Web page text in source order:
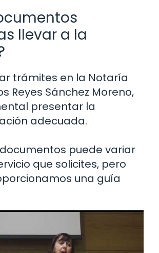
llevar a la
trámites en la Notaría
Reyes Sánchez Moreno,
presentar la
adecuada.
puede variar
que solicites, pero
una guía